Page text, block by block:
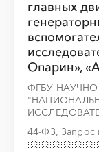
главных
Опарин»,
ФГБУ
44-ФЗ, Запрос